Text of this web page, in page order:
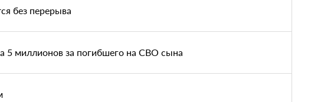
без перерыва
5 миллионов за погибшего на СВО сына